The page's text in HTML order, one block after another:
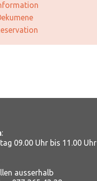
:
09.00 Uhr bis 11.00 Uhr
ausserhalb